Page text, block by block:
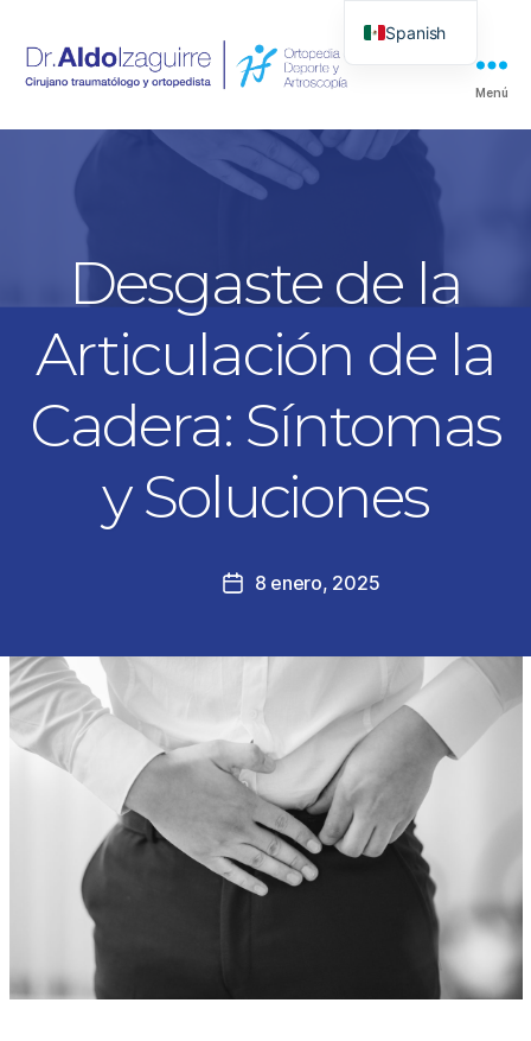
Menú
Desgaste de la
Articulación de la
Cadera: Síntomas
y Soluciones
8 enero, 2025
Spanish